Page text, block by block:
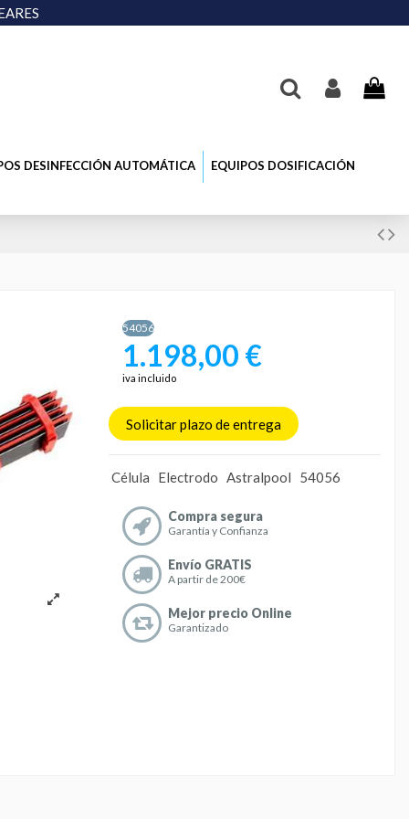
DESINFECCIÓN AUTOMÁTICA EQUIPOS DOSIFICACIÓN
54056
1.198,00 €
iva incluido
Solicitar plazo de entrega
Célula Electrodo Astralpool 54056
Compra segura
Garantía y Confianza
Envío GRATIS
A partir de 200€
Mejor precio Online
Garantizado